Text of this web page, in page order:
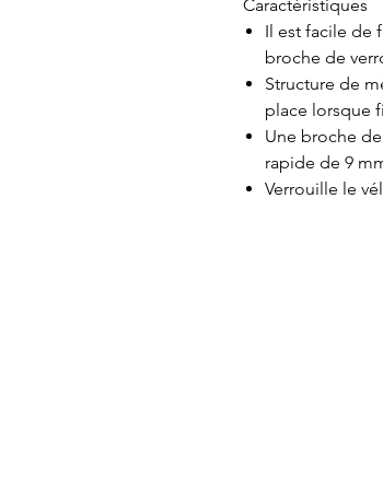
Caractéristiques
Il est facile de
broche de
Structure de
place lorsque
Une broche
rapide de 9
Verrouille le